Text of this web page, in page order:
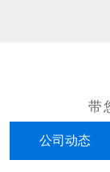
公司动态